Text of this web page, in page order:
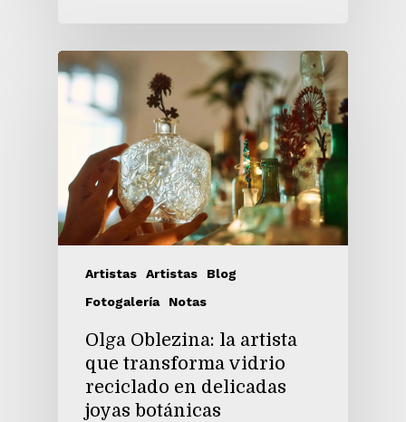
Artistas Artistas
Blog
Fotogalería
Notas
Olga Oblezina: la artista
que transforma vidrio
reciclado en delicadas
joyas botánicas